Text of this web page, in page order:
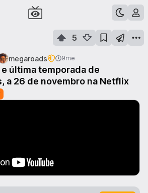
5
megaroads 9me
e última temporada de
a 26 de novembro na Netflix